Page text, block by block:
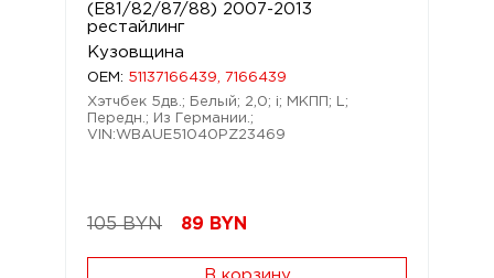
(E81/82/87/88) 2007-2013
рестайлинг
Кузовщина
OEM: 51137166439, 7166439
Хэтчбек 5дв.; Белый; 2,0; i; МКПП; L;
Передн.; Из Германии.;
VIN:WBAUE51040PZ23469
105 BYN 89 BYN